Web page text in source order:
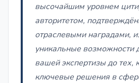
высочайшим уровнем
авторитетом,
отраслевыми наградами,
уникальные возможности
вашей экспертизы до тех,
ключевые решения в